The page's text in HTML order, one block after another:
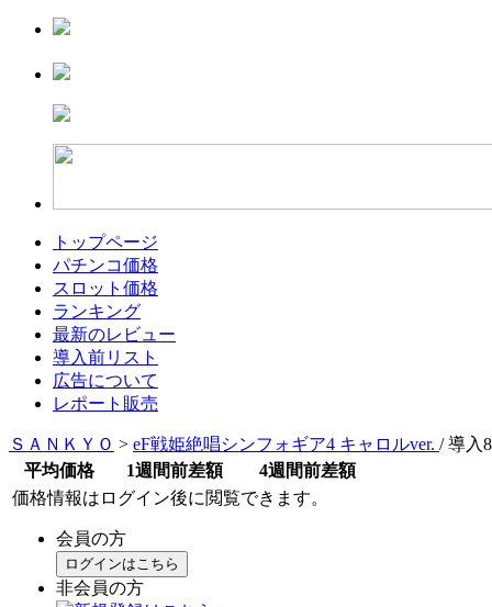
トップページ
パチンコ価格
スロット価格
ランキング
最新のレビュー
導入前リスト
広告について
レポート販売
ＳＡＮＫＹＯ > eF戦姫絶唱シンフォギア4 キャロルver. / 導入
平均価格
1週間前差額
4週間前差額
価格情報はログイン後に閲覧できます。
会員の方
ログインはこちら
非会員の方